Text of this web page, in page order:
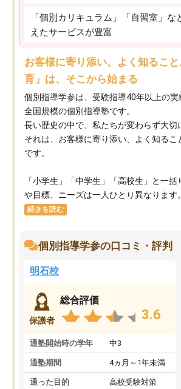
「個別カリキュラム」「自習室」な
えたサービスが豊富
お客様に寄り添い、よく知るこ
育」は、そこから始まる
個別指導学参は、受験指導40年以上の実
全国規模の個別指導塾です。
長い歴史の中で、私たちが変わらず大切
それは、お客様に寄り添い、よく知るこ
です。
「小学生」「中学生」「高校生」と一
や目標、ニーズは一人ひとり異なります
続きを読む
個別指導学参の口コミ・評判
明石校
保護者
総合評価
3.6
通塾開始時の学年 中3
通塾期間 4ヵ月～1年未満
通った目的 高校受験対策